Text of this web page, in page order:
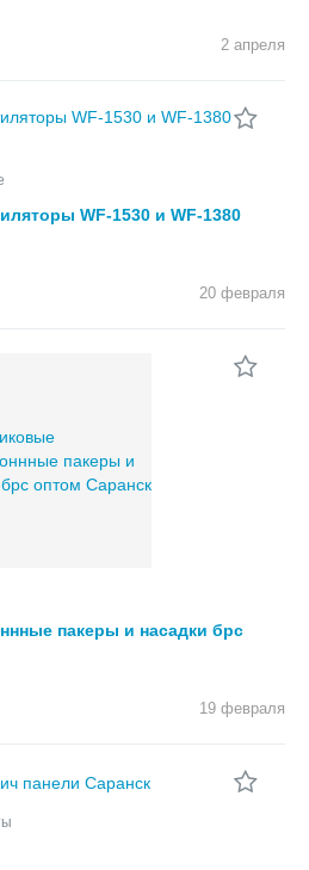
2 апреля
WF-1530 и WF-1380
20 февраля
пакеры и насадки брс
19 февраля